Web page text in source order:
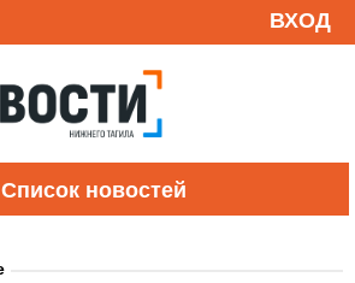
ВХОД
Список новостей